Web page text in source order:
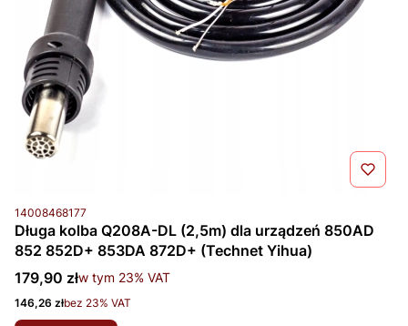
Kod produktu
14008468177
Długa kolba Q208A-DL (2,5m) dla urządzeń 850AD
852 852D+ 853DA 872D+ (Technet Yihua)
Cena brutto
179,90 złw tym %s VAT
w tym 23% VAT
Cena netto
146,26 złbez 23% VAT